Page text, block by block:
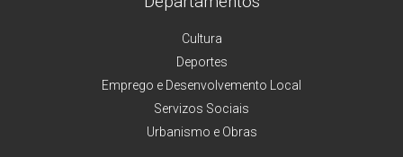
Cultura
Deportes
Emprego e Desenvolvemento Local
Servizos Sociais
Urbanismo e Obras